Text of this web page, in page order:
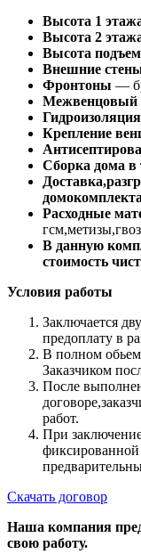
Высота 1
Высота 2
Высота
Внешние
Фронтоны —
Межвенцовый
Гидроизоляция
Крепление
Сборка дома в
домокомплекта
Расходные
В данную
стоимость
Условия работы
Заключается
предоплату в
В полном
Заказчиком
После
работ.
При
фиксированной
Скачать договор
Наша компания
свою работу.